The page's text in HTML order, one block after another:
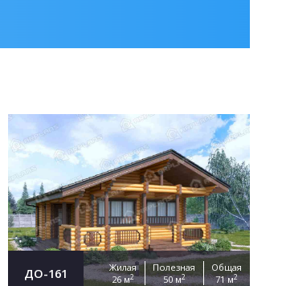
ДО-161
Жилая
26 м2
Полезная
50 м2
Общая
71 м2